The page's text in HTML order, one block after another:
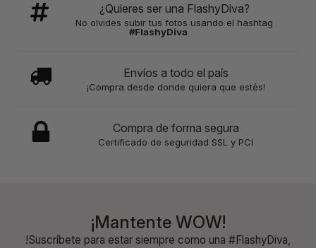
¿Quieres ser una FlashyDiva?
No olvides subir tus fotos usando el hashtag
#FlashyDiva
Envíos a todo el país
¡Compra desde donde quiera que estés!
Compra de forma segura
Certificado de seguridad SSL y PCI
¡Mantente WOW!
!Suscríbete para estar siempre como una #FlashyDiva,